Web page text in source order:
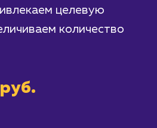
видимость ваших
целевую
количество